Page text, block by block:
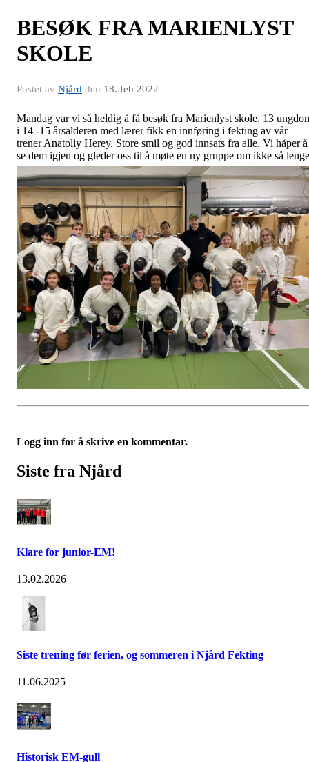
BESØK FRA MARIENLYST
SKOLE
Postet av Njård den 18. feb 2022
Mandag var vi så heldig å få besøk fra Marienlyst skole. 13
i 14 -15 årsalderen med lærer fikk en innføring i fekting av vår
trener Anatoliy Herey. Store smil og god innsats fra alle. Vi håper å
se dem igjen og gleder oss til å møte en ny gruppe om ikke så
Logg inn for å skrive en kommentar.
Siste fra Njård
Klare for junior-EM!
13.02.2026
Siste trening før ferien, og sommeren i Njård Fekting
11.06.2025
Historisk EM-gull